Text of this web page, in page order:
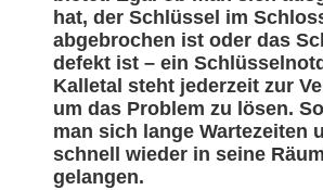
hat, der Schlüssel im
abgebrochen ist oder das
defekt ist – ein
Kalletal steht jederzeit zur
um das Problem zu lösen.
man sich lange Wartezeiten
schnell wieder in seine
gelangen.